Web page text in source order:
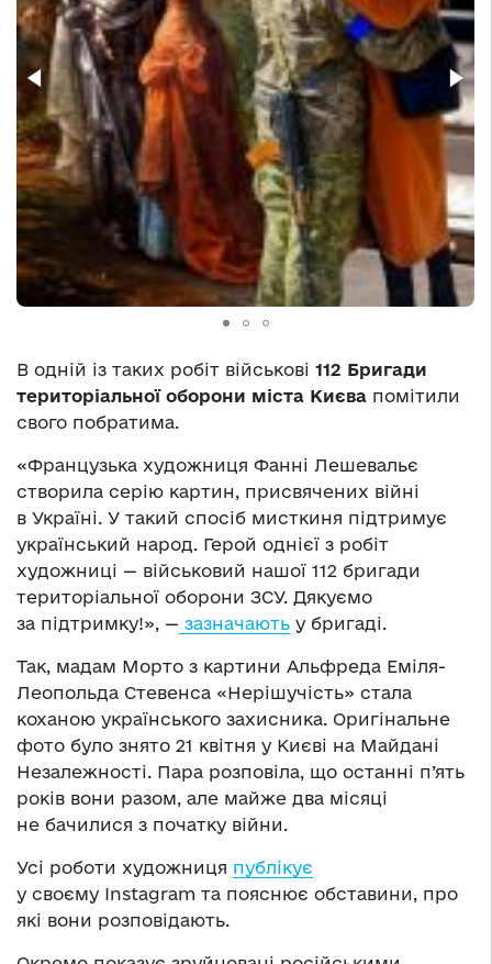
В одній із таких робіт військові 112 Бригади
територіальної оборони міста Києва помітили
свого побратима.
«Французька художниця Фанні Лешевальє
створила серію картин, присвячених війні
в Україні. У такий спосіб мисткиня підтримує
український народ. Герой однієї з робіт
художниці — військовий нашої 112 бригади
територіальної оборони ЗСУ. Дякуємо
за підтримку!», — зазначають у бригаді.
Так, мадам Морто з картини Альфреда Еміля-
Леопольда Стевенса «Нерішучість» стала
коханою українського захисника. Оригінальне
фото було знято 21 квітня у Києві на Майдані
Незалежності. Пара розповіла, що останні п’ять
років вони разом, але майже два місяці
не бачилися з початку війни.
Усі роботи художниця публікує
у своєму Instagram та пояснює обставини, про
які вони розповідають.